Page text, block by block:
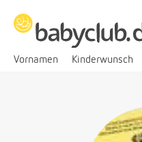
Vornamen Kinderwunsch